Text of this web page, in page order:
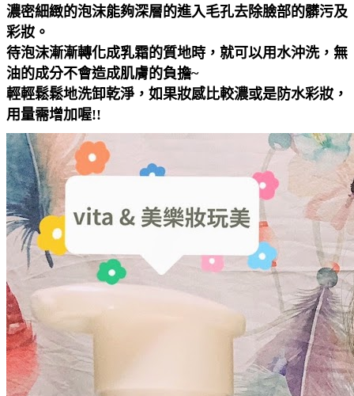
濃密細緻的泡沫能夠深層的進入毛孔去除臉部的髒污及
彩妝。
待泡沫漸漸轉化成乳霜的質地時，就可以用水沖洗，無
油的成分不會造成肌膚的負擔~
輕輕鬆鬆地洗卸乾淨，如果妝感比較濃或是防水彩妝，
用量需增加喔!!